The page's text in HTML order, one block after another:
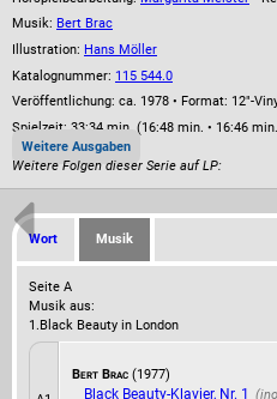
Musik: Bert Brac
Illustration: Hans Möller
Katalognummer: 115 544.0
Veröffentlichung: ca. 1978 • Format: 12"-
Spielzeit: 33:34 min. (16:48 min. • 16:46
Weitere Ausgaben
Weitere Folgen dieser Serie auf LP:
Wort Musik
Seite A
Musik aus:
1.Black Beauty in London
Bert Brac (1977)
Black Beauty-Klavier, Nr. 1